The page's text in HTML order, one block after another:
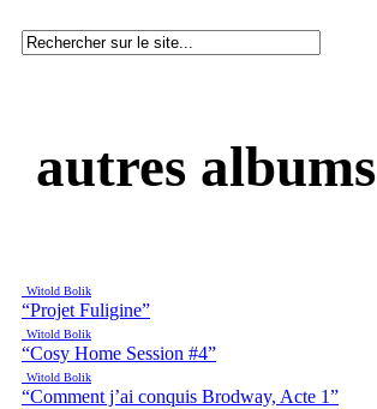
autres albums
Witold Bolik
“Projet Fuligine”
Witold Bolik
“Cosy Home Session #4”
Witold Bolik
“Comment j’ai conquis Brodway, Acte 1”